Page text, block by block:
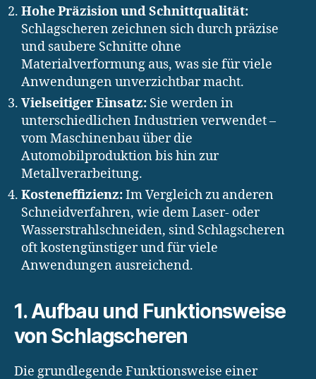
Hohe Präzision und Schnittqualität:
Schlagscheren zeichnen sich durch präzise
und saubere Schnitte ohne
Materialverformung aus, was sie für viele
Anwendungen unverzichtbar macht.
Vielseitiger Einsatz: Sie werden in
unterschiedlichen Industrien verwendet –
vom Maschinenbau über die
Automobilproduktion bis hin zur
Metallverarbeitung.
Kosteneffizienz:Im Vergleich zu anderen
Schneidverfahren, wie dem Laser- oder
Wasserstrahlschneiden, sind Schlagscheren
oft kostengünstiger und für viele
Anwendungen ausreichend.
1. Aufbau und Funktionsweise
von Schlagscheren
Die grundlegende Funktionsweise einer